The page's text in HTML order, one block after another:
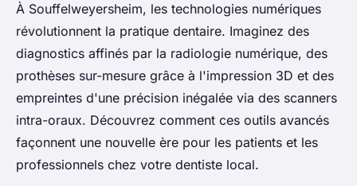
À Souffelweyersheim, les technologies numériques
révolutionnent la pratique dentaire. Imaginez des
diagnostics affinés par la radiologie numérique, des
prothèses sur-mesure grâce à l'impression 3D et des
empreintes d'une précision inégalée via des scanners
intra-oraux. Découvrez comment ces outils avancés
façonnent une nouvelle ère pour les patients et les
professionnels chez votre dentiste local.